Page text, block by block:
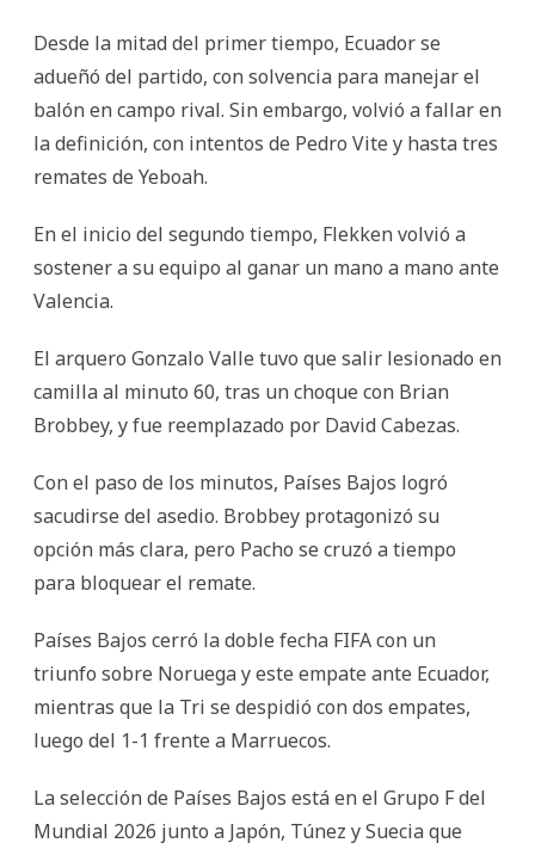
Desde la mitad del primer tiempo, Ecuador se
adueñó del partido, con solvencia para manejar el
balón en campo rival. Sin embargo, volvió a fallar en
la definición, con intentos de Pedro Vite y hasta tres
remates de Yeboah.
En el inicio del segundo tiempo, Flekken volvió a
sostener a su equipo al ganar un mano a mano ante
Valencia.
El arquero Gonzalo Valle tuvo que salir lesionado en
camilla al minuto 60, tras un choque con Brian
Brobbey, y fue reemplazado por David Cabezas.
Con el paso de los minutos, Países Bajos logró
sacudirse del asedio. Brobbey protagonizó su
opción más clara, pero Pacho se cruzó a tiempo
para bloquear el remate.
Países Bajos cerró la doble fecha FIFA con un
triunfo sobre Noruega y este empate ante Ecuador,
mientras que la Tri se despidió con dos empates,
luego del 1-1 frente a Marruecos.
La selección de Países Bajos está en el Grupo F del
Mundial 2026 junto a Japón, Túnez y Suecia que